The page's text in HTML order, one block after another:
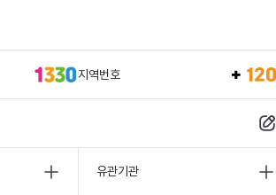
지역번호
유관기관